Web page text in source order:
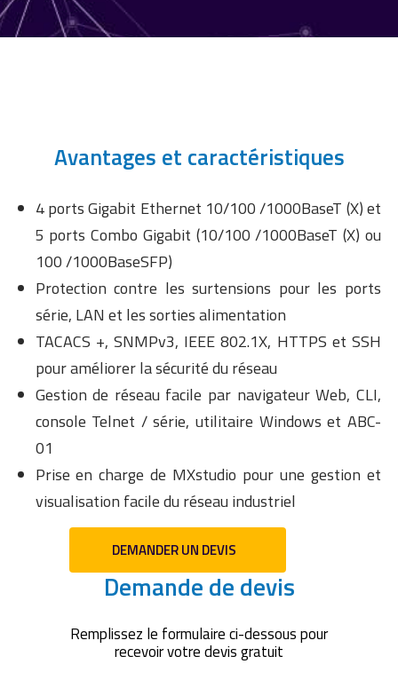
Avantages et caractéristiques
4 ports Gigabit Ethernet 10/100 /1000BaseT (X) et
5 ports Combo Gigabit (10/100 /1000BaseT (X) ou
100 /1000BaseSFP)
Protection contre les surtensions pour les ports
série, LAN et les sorties alimentation
TACACS +, SNMPv3, IEEE 802.1X, HTTPS et SSH
pour améliorer la sécurité du réseau
Gestion de réseau facile par navigateur Web, CLI,
console Telnet / série, utilitaire Windows et ABC-
01
Prise en charge de MXstudio pour une gestion et
visualisation facile du réseau industriel
DEMANDER UN DEVIS
Demande de devis
Remplissez le formulaire ci-dessous pour
recevoir votre devis gratuit